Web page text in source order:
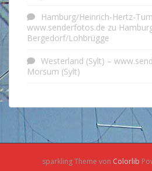
Hamburg/Heinrich-Hertz-
www.senderfotos.de zu
Bergedorf/Lohbrügge
Westerland (Sylt) –
Morsum (Sylt)
sparkling Theme von Colorlib